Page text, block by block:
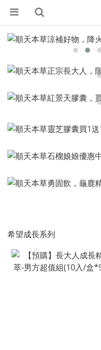
希望成長系列